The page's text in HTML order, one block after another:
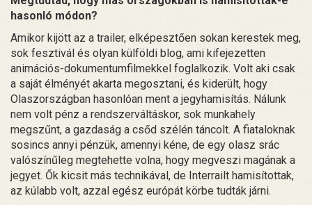
hasonló módon?
Amikor kijött az a trailer, elképesztően sokan kerestek meg,
sok fesztivál és olyan külföldi blog, ami kifejezetten
animációs-dokumentumfilmekkel foglalkozik. Volt aki csak
a saját élményét akarta megosztani, és kiderült, hogy
Olaszországban hasonlóan ment a jegyhamisítás. Nálunk
nem volt pénz a rendszerváltáskor, sok munkahely
megszűnt, a gazdaság a csőd szélén táncolt. A fiataloknak
sosincs annyi pénzük, amennyi kéne, de egy olasz srác
valószínűleg megtehette volna, hogy megveszi magának a
jegyet. Ők kicsit más technikával, de Interrailt hamisítottak,
az kúlabb volt, azzal egész európát körbe tudták járni.